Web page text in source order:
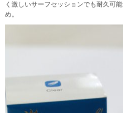
く激しいサーフセッションでも耐久可
め。